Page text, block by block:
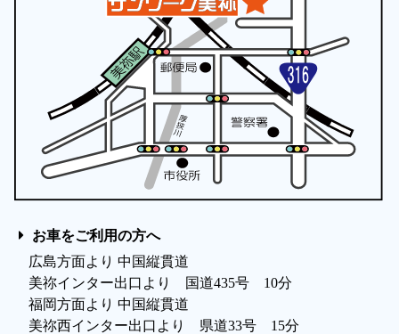
お車をご利用の方へ
広島方面より 中国縦貫道
美祢インター出口より 国道435号 10分
福岡方面より 中国縦貫道
美祢西インター出口より 県道33号 15分